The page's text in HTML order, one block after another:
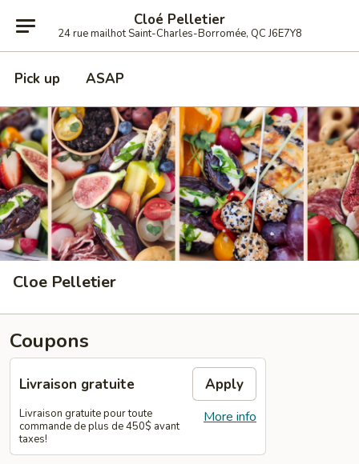
Cloé Pelletier
24 rue mailhot Saint-Charles-Borromée, QC J6E7Y8
Pick up ASAP
Cloe Pelletier
Coupons
Livraison gratuite Apply
More info
Livraison gratuite pour toute
commande de plus de 450$ avant
taxes!